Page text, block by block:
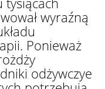
wyraźną
Ponieważ
odżywczye